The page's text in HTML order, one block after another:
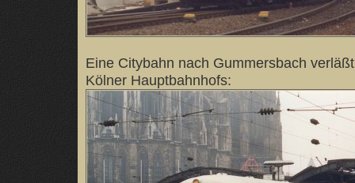
Eine Citybahn nach Gummersbach
Kölner Hauptbahnhofs: